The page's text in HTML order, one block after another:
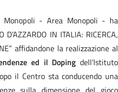
Monopoli - Area Monopoli - ha
IN ITALIA: RICERCA,
affidandone la realizzazione al
ed il Doping dell’Istituto
il Centro sta conducendo una